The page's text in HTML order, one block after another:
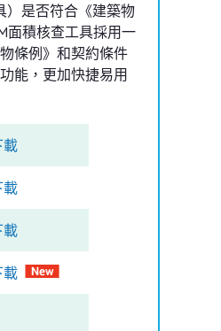
）是否符合《建築物
面積核查工具採用一
條例》和契約條件
能，更加快捷易用
載
載
載
載